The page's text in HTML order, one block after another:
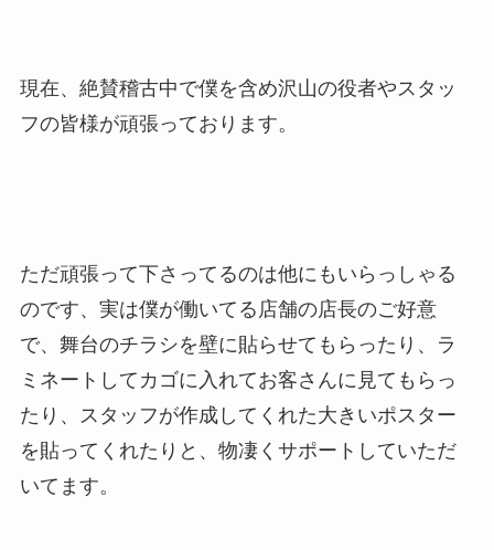
現在、絶賛稽古中で僕を含め沢山の役者やスタッ
フの皆様が頑張っております。
ただ頑張って下さってるのは他にもいらっしゃる
のです、実は僕が働いてる店舗の店長のご好意
で、舞台のチラシを壁に貼らせてもらったり、ラ
ミネートしてカゴに入れてお客さんに見てもらっ
たり、スタッフが作成してくれた大きいポスター
を貼ってくれたりと、物凄くサポートしていただ
いてます。